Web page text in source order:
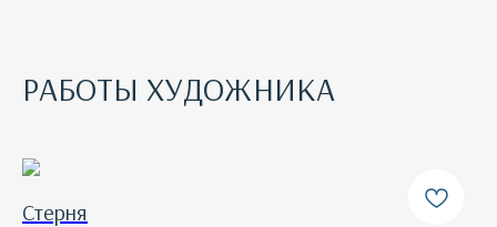
РАБОТЫ ХУДОЖНИКА
Стерня